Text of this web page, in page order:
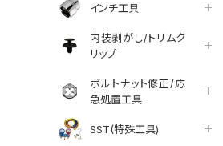
インチ工具
内装剥がし/トリムク
リップ
ボルトナット修正/応
急処置工具
SST(特殊工具)